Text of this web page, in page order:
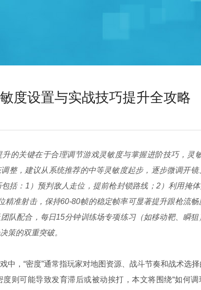
度设置与实战技巧提升全攻略
升的关键在于合理调节游戏灵敏度与掌握进阶技巧，灵
整，建议从系统推荐的中等灵敏度起步，逐步微调开
括：1）预判敌人走位，提前枪封锁路线；2）利用掩
精准射击，保持60-80帧的稳定帧率可显著提升跟枪流
队配合，每日15分钟训练场专项练习（如移动靶、瞬狙
策的双重突破。
中，“密度”通常指玩家对地图资源、战斗节奏和战术选
则可能导致发育滞后或被动挨打，本文将围绕“如何调